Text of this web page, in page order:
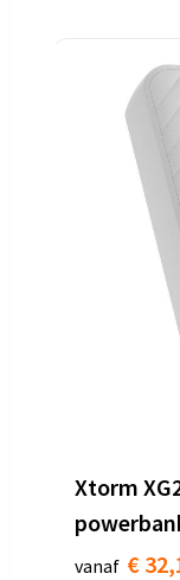
Xtorm
vanaf €